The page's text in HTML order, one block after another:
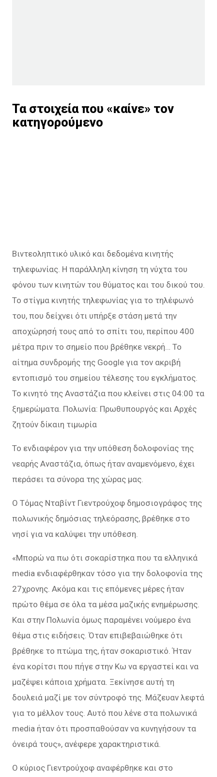
Τα στοιχεία που «καίνε» τον
κατηγορούμενο
Βιντεοληπτικό υλικό και δεδομένα κινητής
τηλεφωνίας. Η παράλληλη κίνηση τη νύχτα του
φόνου των κινητών του θύματος και του δικού του.
Το στίγμα κινητής τηλεφωνίας για το τηλέφωνό
του, που δείχνει ότι υπήρξε στάση μετά την
αποχώρησή τους από το σπίτι του, περίπου 400
μέτρα πριν το σημείο που βρέθηκε νεκρή… Το
αίτημα συνδρομής της Google για τον ακριβή
εντοπισμό του σημείου τέλεσης του εγκλήματος.
Το κινητό της Αναστάζια που κλείνει στις 04:00 τα
ξημερώματα. Πολωνία: Πρωθυπουργός και Αρχές
ζητούν δίκαιη τιμωρία
Το ενδιαφέρον για την υπόθεση δολοφονίας της
νεαρής Αναστάζια, όπως ήταν αναμενόμενο, έχει
περάσει τα σύνορα της χώρας μας.
Ο Τόμας Νταβίντ Γιεντρούχοφ δημοσιογράφος της
πολωνικής δημόσιας τηλεόρασης, βρέθηκε στο
νησί για να καλύψει την υπόθεση.
«Μπορώ να πω ότι σοκαρίστηκα που τα ελληνικά
media ενδιαφέρθηκαν τόσο για την δολοφονία της
27χρονης. Ακόμα και τις επόμενες μέρες ήταν
πρώτο θέμα σε όλα τα μέσα μαζικής ενημέρωσης.
Και στην Πολωνία όμως παραμένει νούμερο ένα
θέμα στις ειδήσεις. Όταν επιβεβαιώθηκε ότι
βρέθηκε το πτώμα της, ήταν σοκαριστικό. Ήταν
ένα κορίτσι που πήγε στην Κω να εργαστεί και να
μαζέψει κάποια χρήματα. Ξεκίνησε αυτή τη
δουλειά μαζί με τον σύντροφό της. Μάζευαν λεφτά
για το μέλλον τους. Αυτό που λένε στα πολωνικά
media ήταν ότι προσπαθούσαν να κυνηγήσουν τα
όνειρά τους», ανέφερε χαρακτηριστικά.
Ο κύριος Γιεντρούχοφ αναφέρθηκε και στο